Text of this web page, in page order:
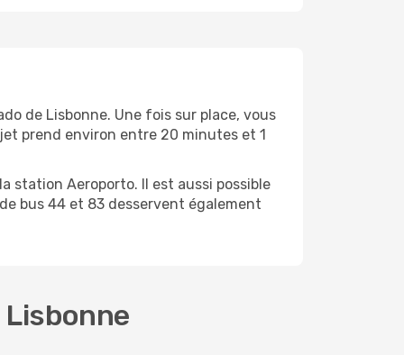
de Lisbonne. Une fois sur place, vous
prend environ entre 20 minutes et 1
station Aeroporto. Il est aussi possible
bus 44 et 83 desservent également